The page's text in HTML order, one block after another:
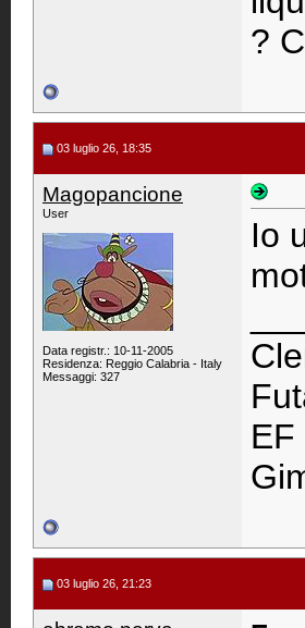
?
03 luglio 26, 18:35
Magopancione
User
Data registr.: 10-11-2005
Residenza: Reggio Calabria - Italy
Messaggi: 327
Io
EF
03 luglio 26, 21:23